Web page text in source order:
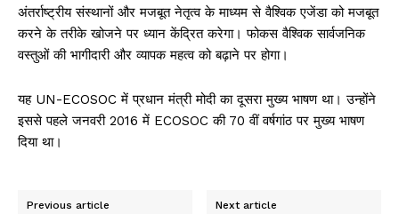
अंतर्राष्ट्रीय संस्थानों और मजबूत नेतृत्व के माध्यम से वैश्विक एजेंडा को मजबूत
करने के तरीके खोजने पर ध्यान केंद्रित करेगा। फोकस वैश्विक सार्वजनिक
वस्तुओं की भागीदारी और व्यापक महत्व को बढ़ाने पर होगा।
यह UN-ECOSOC में प्रधान मंत्री मोदी का दूसरा मुख्य भाषण था। उन्होंने
इससे पहले जनवरी 2016 में ECOSOC की 70 वीं वर्षगांठ पर मुख्य भाषण
दिया था।
Previous article Next article